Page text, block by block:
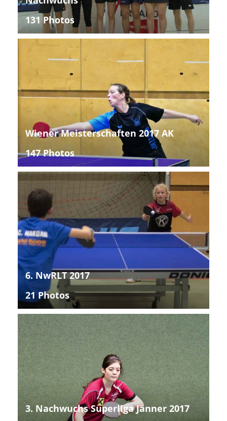
131 Photos
Wiener Meisterschaften 2017 AK
147 Photos
6. NwRLT 2017
21 Photos
3. Nachwuchs Superliga Jänner 2017